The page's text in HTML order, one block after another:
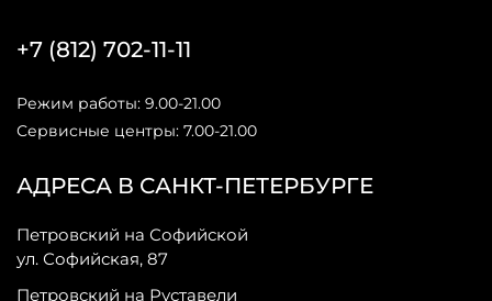
АДРЕСА В САНКТ-ПЕТЕРБУРГЕ
Петровский на Софийской
ул. Софийская, 87
Петровский на Руставели
+7 (812) 702-11-11
Режим работы: 9.00-21.00
Сервисные центры: 7.00-21.00